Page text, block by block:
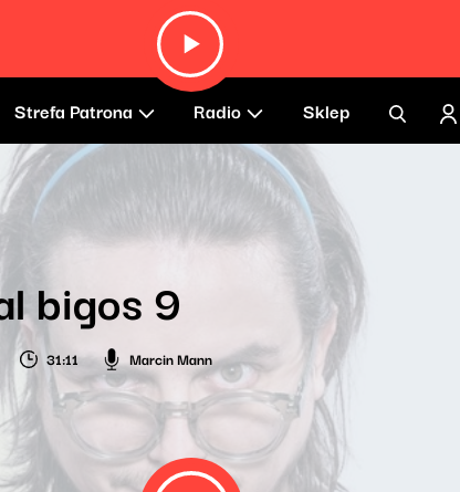
Strefa Patrona Radio Sklep
bigos 9
31:11 Marcin Mann